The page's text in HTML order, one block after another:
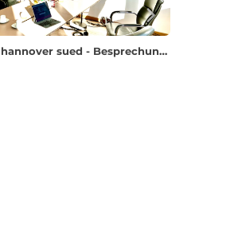
ecos office center hannover sued - Besprechungsraum L